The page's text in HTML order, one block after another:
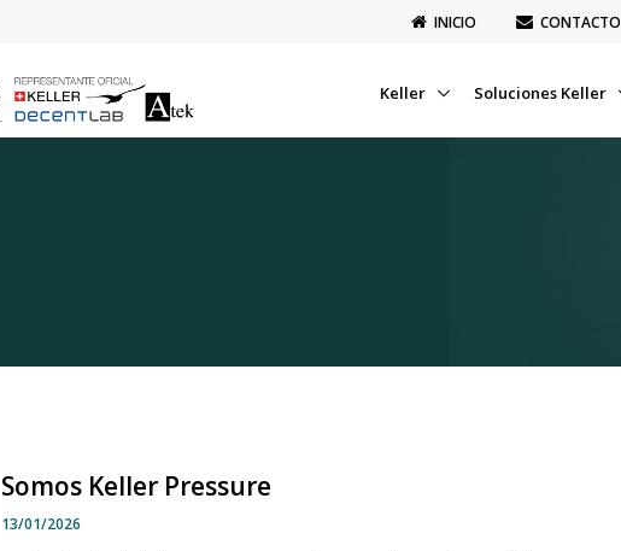
INICIO CONTACTO
Keller Soluciones Keller
Somos Keller Pressure
13/01/2026